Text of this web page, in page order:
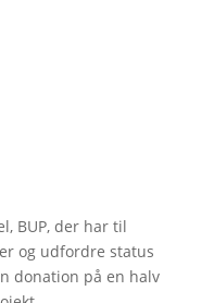
BUP, der har til
og udfordre status
donation på en halv